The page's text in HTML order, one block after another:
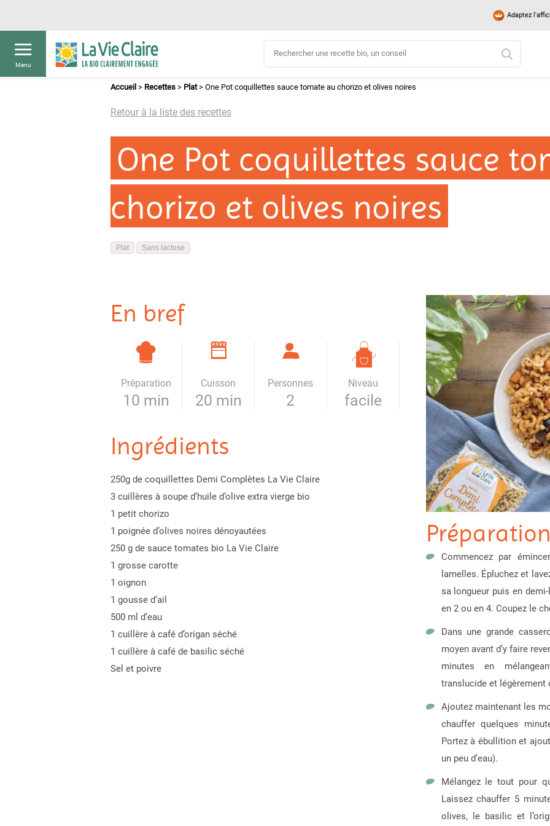
Adaptez
Menu
Accueil > Recettes> Plat> One Pot coquillettes sauce tomate au chorizo et olives noires
Retour à la liste des recettes
One Pot coquillettes sauce
chorizo et olives noires
Plat Sans lactose
En bref
Préparation
10 min
Cuisson
20 min
Personnes
2
Niveau
facile
Ingrédients
250g de coquillettes Demi Complètes La Vie Claire
3 cuillères à soupe d’huile d’olive extra vierge bio
1 petit chorizo
1 poignée d’olives noires dénoyautées
250 g de sauce tomates bio La Vie Claire
1 grosse carotte
1 oignon
1 gousse d’ail
500 ml d’eau
1 cuillère à café d’origan séché
1 cuillère à café de basilic séché
Sel et poivre
Commencez par
lamelles. Épluchez et
sa longueur puis en
en 2 ou en 4. Coupez le
Dans une grande
moyen avant d’y faire
minutes en
translucide et légèrement
Ajoutez maintenant les
chauffer quelques
Portez à ébullition et
un peu d’eau).
Mélangez le tout pour
Laissez chauffer 5
olives, le basilic et